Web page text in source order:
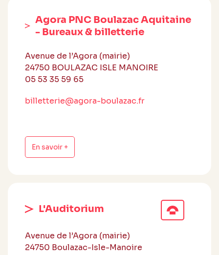
Agora PNC Boulazac Aquitaine
- Bureaux & billetterie
Avenue de l’Agora (mairie)
24750 BOULAZAC ISLE MANOIRE
05 53 35 59 65
billetterie@agora-boulazac.fr
En savoir +
L'Auditorium
Avenue de l’Agora (mairie)
24750 Boulazac-Isle-Manoire